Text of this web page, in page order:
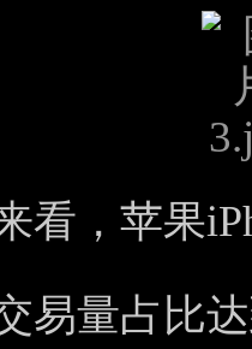
看，苹果
易量占比